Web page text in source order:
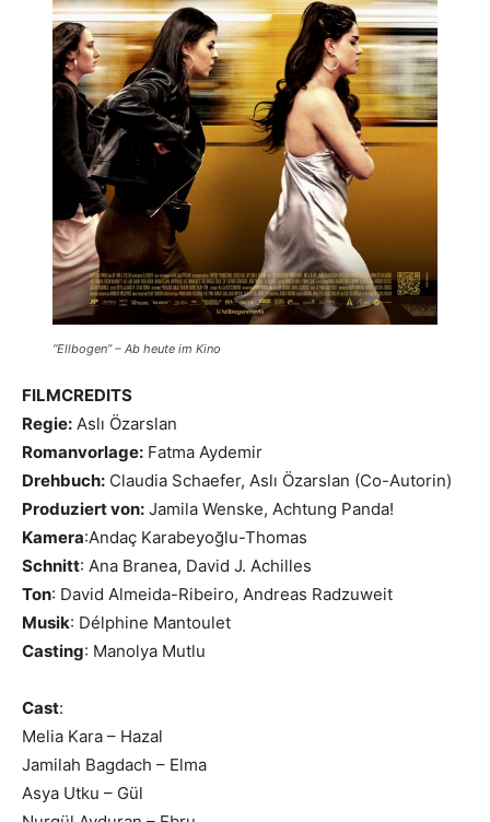
“Ellbogen” – Ab heute im Kino
FILMCREDITS
Regie: Aslı Özarslan
Romanvorlage: Fatma Aydemir
Drehbuch: Claudia Schaefer, Aslı Özarslan (Co-Autorin)
Produziert von: Jamila Wenske, Achtung Panda!
Kamera:Andaç Karabeyoğlu-Thomas
Schnitt: Ana Branea, David J. Achilles
Ton: David Almeida-Ribeiro, Andreas Radzuweit
Musik: Délphine Mantoulet
Casting: Manolya Mutlu
Cast:
Melia Kara – Hazal
Jamilah Bagdach – Elma
Asya Utku – Gül